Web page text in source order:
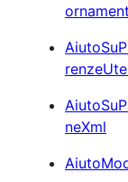
neXml